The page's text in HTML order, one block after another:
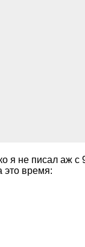
я не писал
это время: